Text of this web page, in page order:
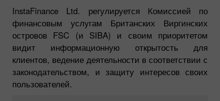
InstaFinance Ltd. регулируется Комиссией по
финансовым услугам Британских Виргинских
островов FSC (и SIBA) и своим приоритетом
видит информационную открытость для
клиентов, ведение деятельности в соответствии с
законодательством, и защиту интересов своих
пользователей.